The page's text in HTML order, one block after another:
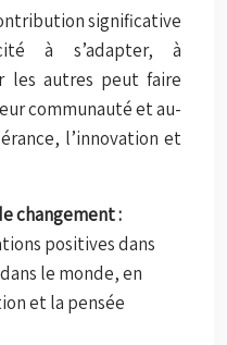
significative
à s’adapter, à
les autres peut faire
communauté et au-
l’innovation et
changement :
positives dans
le monde, en
et la pensée